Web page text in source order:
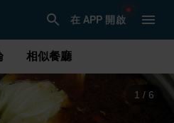
在 APP 開啟
相似餐廳
1 / 6